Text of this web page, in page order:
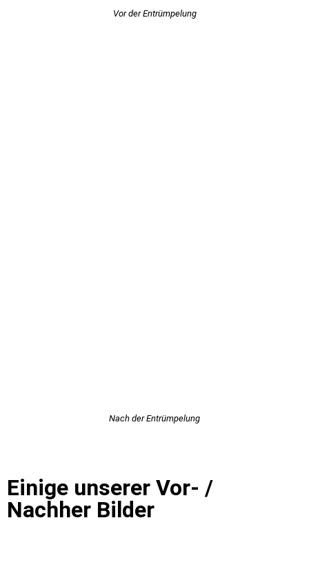
Vor der Entrümpelung
Nach der Entrümpelung
Einige unserer Vor- /
Nachher Bilder